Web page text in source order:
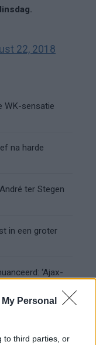
Personal
to third parties, or
22, 2018
WK-sensatie
na harde
ter Stegen
in een groter
‘Ajax-
coacht,